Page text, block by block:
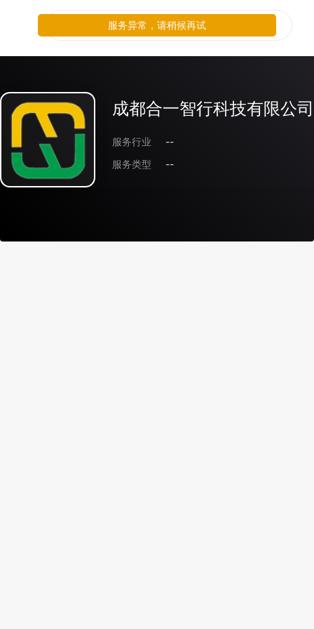
成都合一智行科技有限公司
服务行业
--
服务类型
--
服务异常，请稍候再试